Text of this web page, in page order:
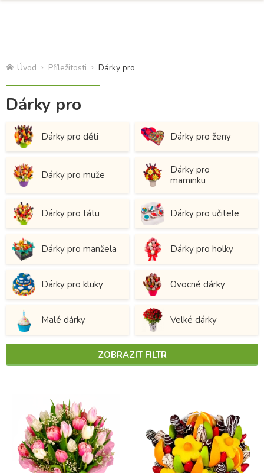
Úvod Příležitosti Dárky pro
Dárky pro
Dárky pro děti Dárky pro ženy
Dárky pro muže
Dárky pro
maminku
Dárky pro tátu Dárky pro učitele
Dárky pro manžela Dárky pro holky
Dárky pro kluky Ovocné dárky
Malé dárky Velké dárky
ZOBRAZIT FILTR